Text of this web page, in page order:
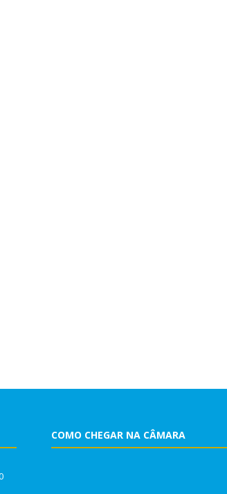
COMO CHEGAR NA CÂMARA